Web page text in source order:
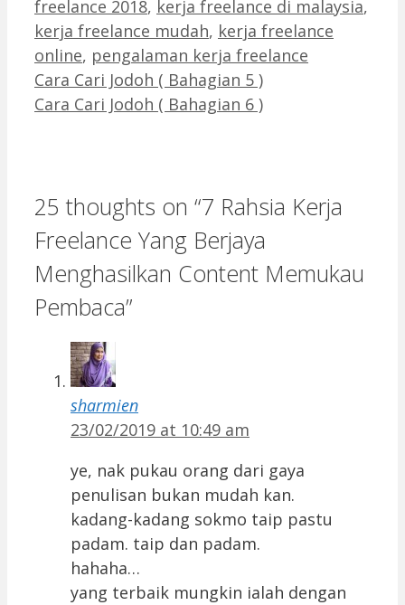
freelance 2018, kerja freelance di malaysia,
kerja freelance mudah, kerja freelance
online, pengalaman kerja freelance
Cara Cari Jodoh ( Bahagian 5 )
Cara Cari Jodoh ( Bahagian 6 )
25 thoughts on “7 Rahsia Kerja
Freelance Yang Berjaya
Menghasilkan Content Memukau
Pembaca”
sharmien
23/02/2019 at 10:49 am
ye, nak pukau orang dari gaya
penulisan bukan mudah kan.
kadang-kadang sokmo taip pastu
padam. taip dan padam.
hahaha…
yang terbaik mungkin ialah dengan